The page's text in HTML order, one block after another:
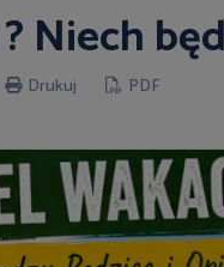
Niech
Drukuj PDF